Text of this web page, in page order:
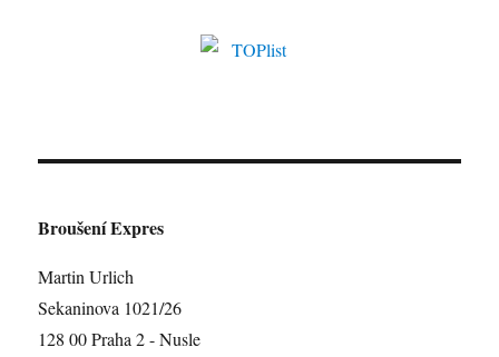
Broušení Expres
Martin Urlich
Sekaninova 1021/26
128 00 Praha 2 - Nusle